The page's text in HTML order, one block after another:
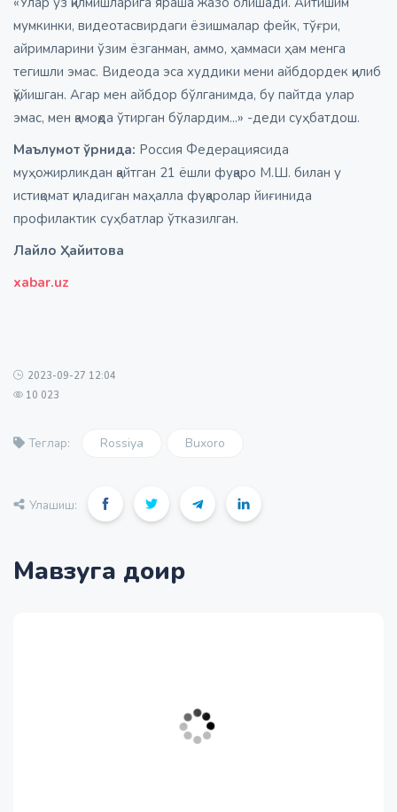
мумкинки, видеотасвирдаги ёзишмалар фейк, тўғри,
айримларини ўзим ёзганман, аммо, ҳаммаси ҳам менга
тегишли эмас. Видеода эса худдики мени айбдордек қилиб
қўйишган. Агар мен айбдор бўлганимда, бу пайтда улар
эмас, мен қамоқда ўтирган бўлардим...» -деди суҳбатдош.
Маълумот ўрнида: Россия Федерациясида
муҳожирликдан қайтган 21 ёшли фуқаро М.Ш. билан у
истиқомат қиладиган маҳалла фуқаролар йиғинида
профилактик суҳбатлар ўтказилган.
Лайло Ҳайитова
xabar.uz
2023-09-27 12:04
10 023
Теглар: Rossiya Buxoro
Улашиш:
Мавзуга доир